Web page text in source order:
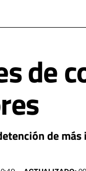
de
de